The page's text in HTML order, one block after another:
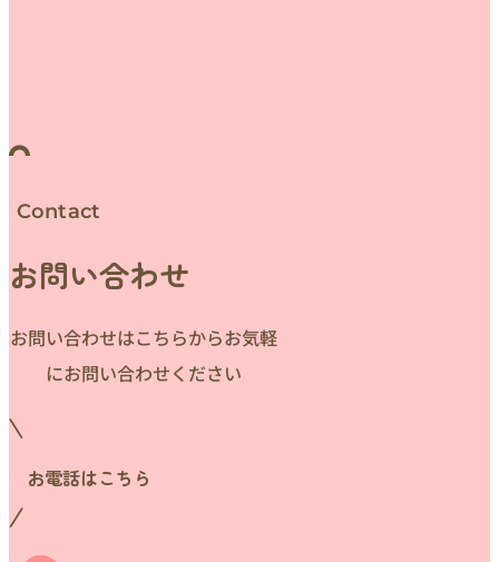
Contact
お問い合わせ
お問い合わせはこちらからお気軽
にお問い合わせください
お電話はこちら